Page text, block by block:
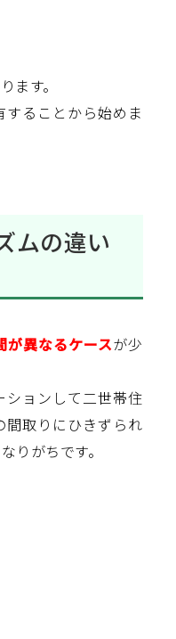
ます。
ることから始めま
ムの違い
が異なるケースが少
ションして二世帯住
取りにひきずられ
りがちです。